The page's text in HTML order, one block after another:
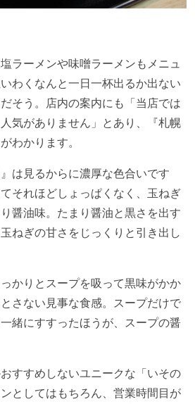
ラーメンや味噌ラーメンもメニュ
わくなんと一日一杯出るか出ない
そう。店内の案内にも「当店では
気がありません」とあり、『札幌
わかります。
は見るからに濃厚な色合いです
それほどしょっぱくなく、玉ねぎ
醤油味。たまり醤油と黒さを出す
ねぎの甘さをじっくりと引き出し
かりとスープを吸って黒味がかか
さない見事な食感。スープだけで
緒にすすったほうが、スープの醤
すすめしないユニークな「いその
としてはもちろん、営業時間目が